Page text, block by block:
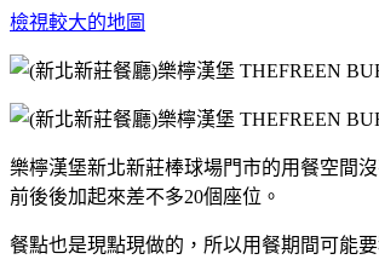
檢視較大的地圖
樂檸漢堡新北新莊棒球場門市的用餐空間
前後後加起來差不多20個座位。
餐點也是現點現做的，所以用餐期間可能要